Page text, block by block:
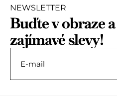
n
í
0
z
5
NEWSLETTER
Buďte v obraze
zajímavé slevy!